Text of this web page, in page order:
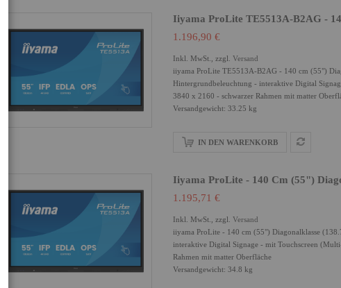
Iiyama ProLite TE5513A-B2AG -
1.196,90 €
Inkl. MwSt., zzgl. Versand
iiyama ProLite TE5513A-B2AG - 140 cm (55")
Hintergrundbeleuchtung - interaktive Digital
3840 x 2160 - schwarzer Rahmen mit matter
Versandgewicht: 33.25 kg
IN DEN WARENKORB
Iiyama ProLite - 140 Cm (55")
1.195,71 €
Inkl. MwSt., zzgl. Versand
iiyama ProLite - 140 cm (55") Diagonalklasse
interaktive Digital Signage - mit Touchscreen
Rahmen mit matter Oberfläche
Versandgewicht: 34.8 kg